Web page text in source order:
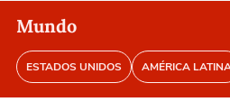
Mundo
ESTADOS UNIDOS AMÉRICA